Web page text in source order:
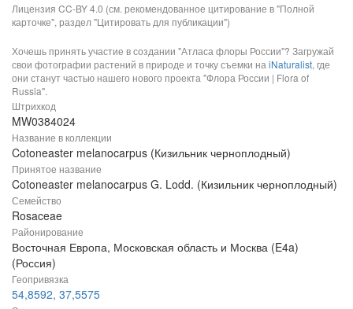
Лицензия CC-BY 4.0 (см. рекомендованное цитирование в "Полной
карточке", раздел "Цитировать для публикации")
Хочешь принять участие в создании "Атласа флоры России"? Загружай
свои фотографии растений в природе и точку съемки на iNaturalist, где
они станут частью нашего нового проекта "Флора России | Flora of
Russia".
Штрихкод
MW0384024
Название в коллекции
Cotoneaster melanocarpus (Кизильник черноплодный)
Принятое название
Cotoneaster melanocarpus G. Lodd. (Кизильник черноплодный)
Семейство
Rosaceae
Районирование
Восточная Европа, Московская область и Москва (E4a)
(Россия)
Геопривязка
54,8592, 37,5575